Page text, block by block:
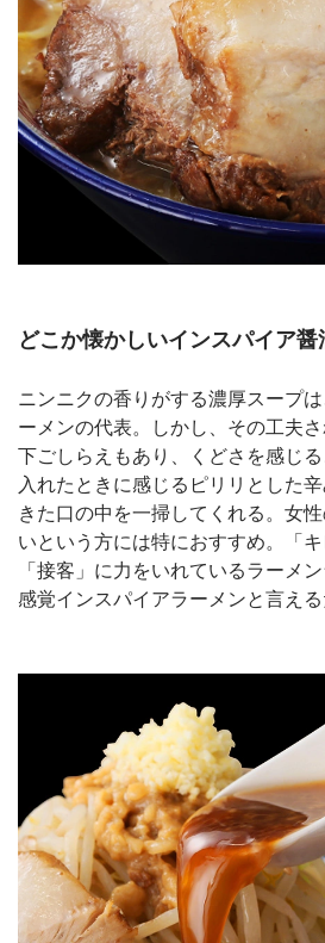
どこか懐かしいインスパイア醤
ニンニクの香りがする濃厚スープ
ーメンの代表。しかし、その工夫
下ごしらえもあり、くどさを感じ
入れたときに感じるピリリとした
きた口の中を一掃してくれる。女
いという方には特におすすめ。「キ
「接客」に力をいれているラーメ
感覚インスパイアラーメンと言える